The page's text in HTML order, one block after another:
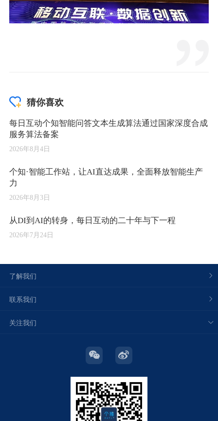
猜你喜欢
每日互动个知智能问答文本生成算法通过国家深度合成
服务算法备案
2026年8月4日
个知·智能工作站，让AI直达成果，全面释放智能生产
力
2026年8月3日
从DI到AI的转身，每日互动的二十年与下一程
2026年7月24日
了解我们
联系我们
关注我们